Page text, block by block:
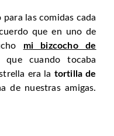
las comidas cada
que en uno de
mi bizcocho de
que cuando tocaba
era la tortilla de
de nuestras amigas.